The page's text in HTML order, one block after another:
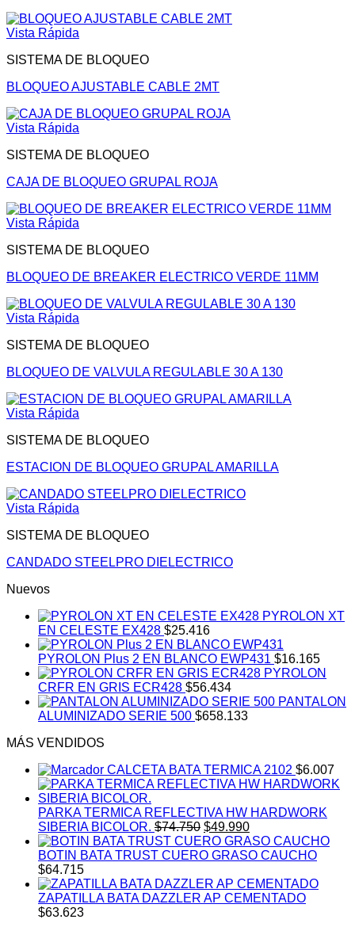
Vista Rápida
SISTEMA DE BLOQUEO
BLOQUEO AJUSTABLE CABLE 2MT
Vista Rápida
SISTEMA DE BLOQUEO
CAJA DE BLOQUEO GRUPAL ROJA
Vista Rápida
SISTEMA DE BLOQUEO
BLOQUEO DE BREAKER ELECTRICO VERDE 11MM
Vista Rápida
SISTEMA DE BLOQUEO
BLOQUEO DE VALVULA REGULABLE 30 A 130
Vista Rápida
SISTEMA DE BLOQUEO
ESTACION DE BLOQUEO GRUPAL AMARILLA
Vista Rápida
SISTEMA DE BLOQUEO
CANDADO STEELPRO DIELECTRICO
Nuevos
PYROLON XT
EN CELESTE EX428 $25.416
PYROLON Plus 2 EN BLANCO EWP431 $16.165
PYROLON
CRFR EN GRIS ECR428 $56.434
PANTALON
ALUMINIZADO SERIE 500 $658.133
MÁS VENDIDOS
CALCETA BATA TERMICA 2102 $6.007
PARKA TERMICA REFLECTIVA HW HARDWORK
SIBERIA BICOLOR. $74.750 El
precio
original
$74.750.
$49.990El
precio
actual
$49.990.
BOTIN BATA TRUST CUERO GRASO CAUCHO
$64.715
ZAPATILLA BATA DAZZLER AP CEMENTADO
$63.623